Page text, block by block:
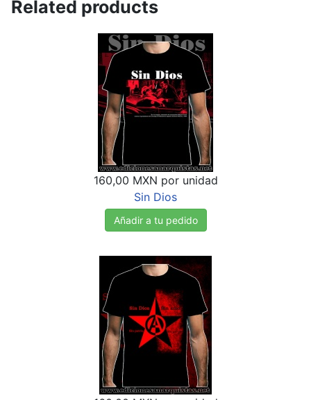
Related products
160,00 MXN por unidad
Sin Dios
Añadir a tu pedido